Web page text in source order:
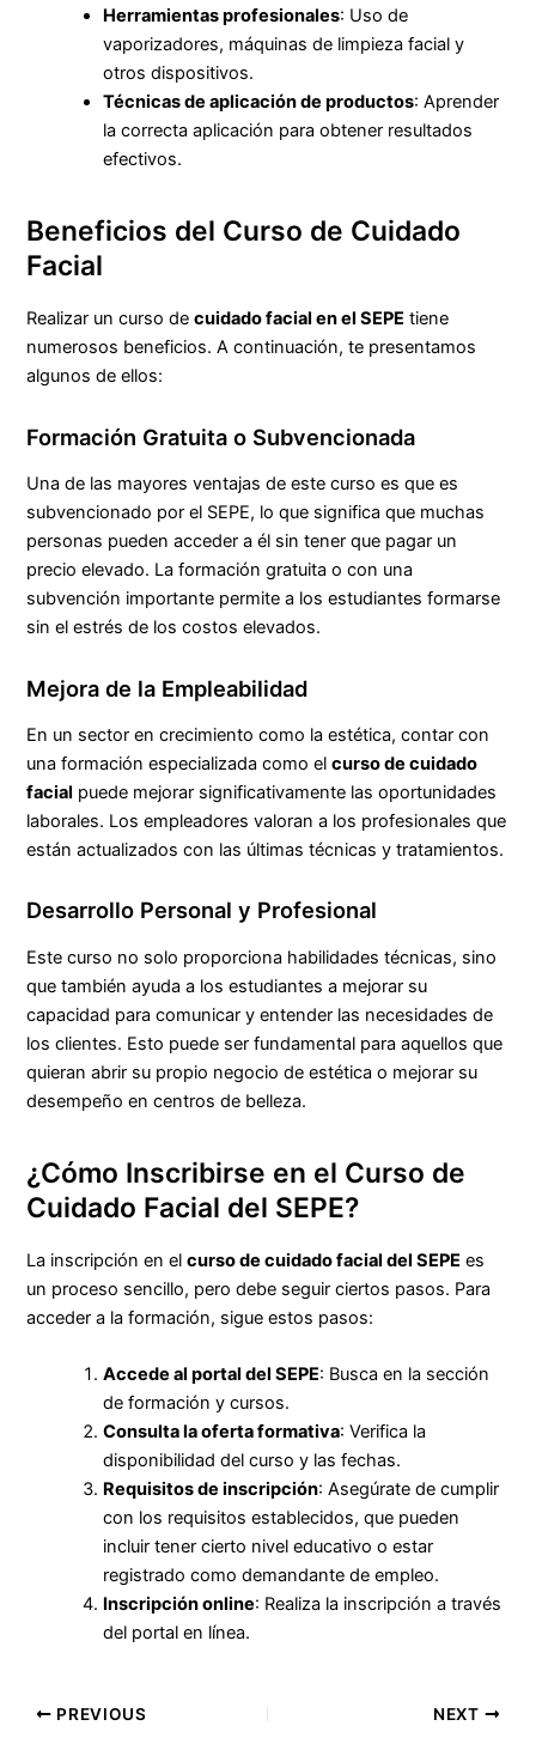
Herramientas profesionales: Uso de
vaporizadores, máquinas de limpieza facial y
otros dispositivos.
Técnicas de aplicación de productos: Aprender
la correcta aplicación para obtener resultados
efectivos.
Beneficios del Curso de Cuidado
Facial
Realizar un curso decuidado facial en el SEPE tiene
numerosos beneficios. A continuación, te presentamos
algunos de ellos:
Formación Gratuita o Subvencionada
Una de las mayores ventajas de este curso es que es
subvencionado por el SEPE, lo que significa que muchas
personas pueden acceder a él sin tener que pagar un
precio elevado. La formación gratuita o con una
subvención importante permite a los estudiantes formarse
sin el estrés de los costos elevados.
Mejora de la Empleabilidad
En un sector en crecimiento como la estética, contar con
una formación especializada como elcurso de cuidado
facial puede mejorar significativamente las oportunidades
laborales. Los empleadores valoran a los profesionales que
están actualizados con las últimas técnicas y tratamientos.
Desarrollo Personal y Profesional
Este curso no solo proporciona habilidades técnicas, sino
que también ayuda a los estudiantes a mejorar su
capacidad para comunicar y entender las necesidades de
los clientes. Esto puede ser fundamental para aquellos que
quieran abrir su propio negocio de estética o mejorar su
desempeño en centros de belleza.
¿Cómo Inscribirse en el Curso de
Cuidado Facial del SEPE?
La inscripción en elcurso de cuidado facial del SEPE es
un proceso sencillo, pero debe seguir ciertos pasos. Para
acceder a la formación, sigue estos pasos:
Accede al portal del SEPE: Busca en la sección
de formación y cursos.
Consulta la oferta formativa: Verifica la
disponibilidad del curso y las fechas.
Requisitos de inscripción: Asegúrate de cumplir
con los requisitos establecidos, que pueden
incluir tener cierto nivel educativo o estar
registrado como demandante de empleo.
Inscripción online: Realiza la inscripción a través
del portal en línea.
PREVIOUS NEXT